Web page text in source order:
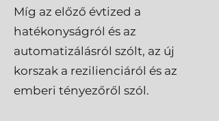
Míg az előző évtized a
hatékonyságról és az
automatizálásról szólt, az új
korszak a rezilienciáról és az
emberi tényezőről szól.